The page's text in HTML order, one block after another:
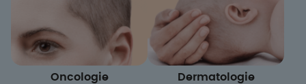
Oncologie
Dermatologie